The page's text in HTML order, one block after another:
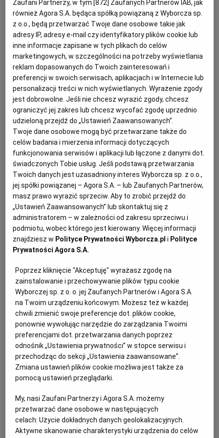
DOMOWE PRZETWORY
SOST, DIPY I INNE DODATKI
KUCHNIA MEKSYKAŃSKA
KUCHNIA INDYJSKA
KUCHNIA HISZPAŃSKA
KUCHNIA NIEMIECKA
GLIWICE
GORZÓW WIELKOPOLSKI
KALISZ
KATOWICE
KIELCE
KOSZALIN
KRAKÓW
LUBLIN
OLSZTYN
OPOLE
PŁOCK
POZNAŃ
RADOM
RYBNIK
WYBORCZA TV I VOD
TYLKO ZDROWIE
KSIĄŻKI. MAGAZYN DO CZYTANIA
NASZA EUROPA
SŁÓWKA. MAGAZYN O JĘZYKU
BIQDATA
JUTRONAUCI
ARCHIWUM
INNE SERWISY
GAZETA.PL
TOK FM
SPORT.PL
PUBLIO.PL
KULTURALNYSKLEP.PL
DZIECKO
ZDROWIE
POGODA
PODRÓŻE
WIDEO
FORUM
Gdzie pójść po brukselkę, a gdzie po karkówkę
wieprzową? Który sklep oferuje promocję na czekoladę
z migdałami? Przyjrzeliśmy się gazetkom
promocyjnym w Biedronce, Lidlu, Auchan oraz
Kauflandzie i wybraliśmy najciekawsze i najbardziej
atrakcyjne oferty w każdym z nich.
Promocje w Biedronce
W Biedronce do soboty (19.11) można skorzystać z
wielu atrakcyjnych rabatów. W ofercie znalazły się
m.in. wszystkie polskie jabłka w cenie 1,99 zł za
kilogram, pomarańcza deserowa za 4,79 zł za kilogram
(360 g) przy zakupie dwóch produktów z kartą Moja
Biedronka. Dodatkowo od piątku (18.11) do soboty
(19.11) taniej kupicie tutaj banany w cenie 3,99 zł za
Zaufani Partnerzy, w tym [872] Zaufanych Partnerów IAB, jak
również Agora S.A. będąca spółką powiązaną z Wyborcza sp.
z o.o., będą przetwarzać Twoje dane osobowe takie jak
adresy IP, adresy e-mail czy identyfikatory plików cookie lub
inne informacje zapisane w tych plikach do celów
marketingowych, w szczególności na potrzeby wyświetlania
reklam dopasowanych do Twoich zainteresowań i
preferencji w swoich serwisach, aplikacjach i w Internecie lub
personalizacji treści w nich wyświetlanych. Wyrażenie zgody
jest dobrowolne. Jeśli nie chcesz wyrazić zgody, chcesz
ograniczyć jej zakres lub chcesz wycofać zgodę uprzednio
udzieloną przejdź do „Ustawień Zaawansowanych”.
Twoje dane osobowe mogą być przetwarzane także do
celów badania i mierzenia informacji dotyczących
funkcjonowania serwisów i aplikacji lub łączone z danymi dot.
świadczonych Tobie usług. Jeśli podstawą przetwarzania
Twoich danych jest uzasadniony interes Wyborcza sp. z o.o.,
jej spółki powiązanej – Agora S.A. – lub Zaufanych Partnerów,
masz prawo wyrazić sprzeciw. Aby to zrobić przejdź do
„Ustawień Zaawansowanych” lub skontaktuj się z
administratorem – w zależności od zakresu sprzeciwu i
podmiotu, wobec którego jest kierowany. Więcej informacji
znajdziesz w Polityce Prywatności Wyborcza.pl i Polityce
Prywatności Agora S.A.
Poprzez kliknięcie "Akceptuję" wyrażasz zgodę na
zainstalowanie i przechowywanie plików typu cookie
Wyborczej sp. z o. o. jej Zaufanych Partnerów i Agora S.A.
na Twoim urządzeniu końcowym. Możesz też w każdej
chwili zmienić swoje preferencje dot. plików cookie,
ponownie wywołując narzędzie do zarządzania Twoimi
preferencjami dot. przetwarzania danych poprzez
odnośnik „Ustawienia prywatności” w stopce serwisu i
przechodząc do sekcji „Ustawienia zaawansowane”.
Zmiana ustawień plików cookie możliwa jest także za
pomocą ustawień przeglądarki.
My, nasi Zaufani Partnerzy i Agora S.A. możemy
przetwarzać dane osobowe w następujących
celach:Użycie dokładnych danych geolokalizacyjnych.
Aktywne skanowanie charakterystyki urządzenia do celów